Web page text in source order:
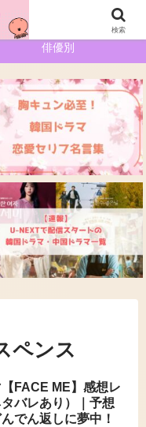
俳優別
ペンス
FACE ME】感想レ
バレあり）｜予想
でん返しに夢中！
検索